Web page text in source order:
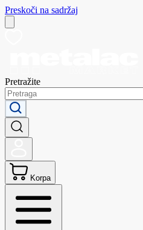
Preskoči na sadržaj
Pretražite
Korpa